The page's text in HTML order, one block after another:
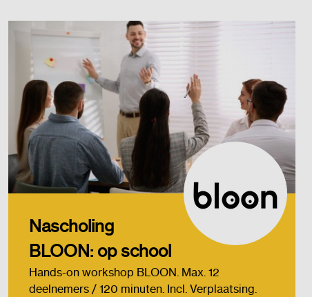
Nascholing
BLOON: op school
Hands-on workshop BLOON. Max. 12
deelnemers / 120 minuten. Incl. Verplaatsing.